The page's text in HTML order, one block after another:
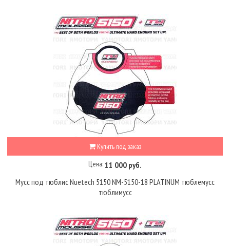
Купить под заказ
Цена:11 000 руб.
Мусс под тюблис Nuetech 5150 NM-5150-18 PLATINUM тюблемусс
тюблимусс